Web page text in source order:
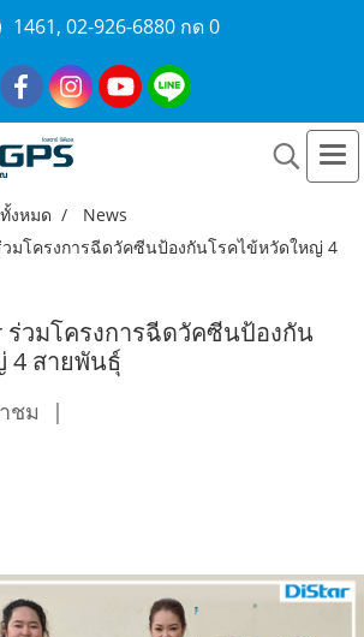
1461, 02-926-6880 กด 0
งหมด
News
มโครงการฉีดวัคซีนป้องกันโรคไข้หวัดใหญ่ 4
ร่วมโครงการฉีดวัคซีนป้องกัน
4 สายพันธุ์
ชม |